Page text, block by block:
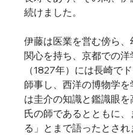
続けました。
伊藤は医業を営む傍ら
関心を持ち、京都での
（1827年）には長崎で
師事し、西洋の博物学
は圭介の知識と鑑識眼
氏の師であるとともに
る」とまで語ったとさ